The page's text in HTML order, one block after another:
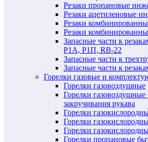
Резаки пропановые
Резаки ацетиленовые
Резаки
Резаки
Запасные части к
Р1А, Р1П, RB-22
Запасные части к
Запасные части к
Горелки газовые и
Горелки газовоздушные
Горелки газовоздушные
закручивания рукава
Горелки
Горелки
Горелки
Горелки пропановые